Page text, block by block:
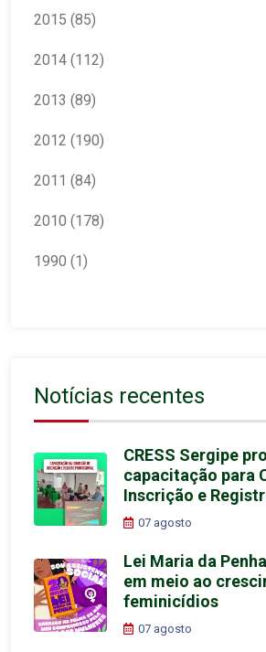
2015 (85)
2014 (112)
2013 (89)
2012 (190)
2011 (84)
2010 (178)
1990 (1)
Notícias recentes
CRESS Sergipe
capacitação para
Inscrição e
07 agosto
Lei Maria da
em meio ao
feminicídios
07 agosto